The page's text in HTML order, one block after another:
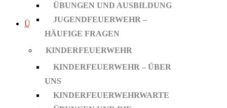
ÜBUNGEN UND AUSBILDUNG
JUGENDFEUERWEHR –
HÄUFIGE FRAGEN
KINDERFEUERWEHR
KINDERFEUERWEHR – ÜBER
UNS
KINDERFEUERWEHRWARTE
Einsätze
Über Uns
Aktive Mannschaft
Organisation
Verein
Jugendfeuerwehr
Jugendfeuerwehr – Über Uns